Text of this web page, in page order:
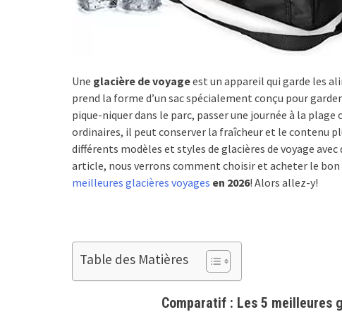
Une glacière de voyageest un appareil qui garde les
prend la forme d’un sac spécialement conçu pour
pique-niquer dans le parc, passer une journée à la
ordinaires, il peut conserver la fraîcheur et le contenu
différents modèles et styles de glacières de voyage
article, nous verrons comment choisir et acheter le
meilleures glacières voyages en 2026! Alors allez-y!
Table des Matières
Comparatif : Les 5 meilleures